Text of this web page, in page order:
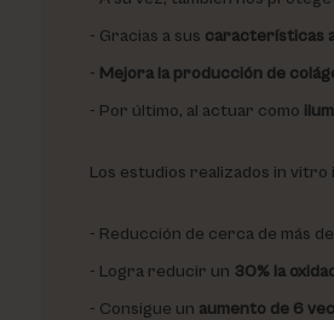
Gracias a sus características
Mejora la producción de
Por último, al actuar como
Los estudios realizados in vitro
Reducción de cerca de más
Logra reducir un 30% la
Consigue un aumento de 6